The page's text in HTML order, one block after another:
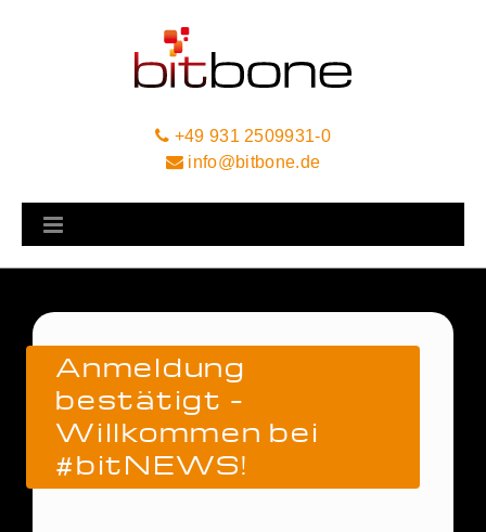
+49 931 2509931-0
info@bitbone.de
Anmeldung
bestätigt –
Willkommen bei
#bitNEWS!